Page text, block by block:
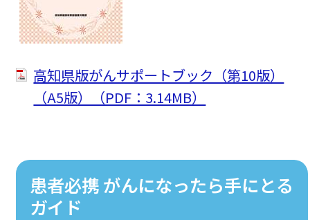
高知県版がんサポートブック（第10版）
（A5版）（PDF：3.14MB）
患者必携 がんになったら手にとる
ガイド